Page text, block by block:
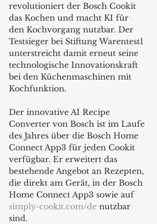
revolutioniert der Bosch Cookit
das Kochen und macht KI für
den Kochvorgang nutzbar. Der
Testsieger bei Stiftung Warentest1
unterstreicht damit erneut seine
technologische Innovationskraft
bei den Küchenmaschinen mit
Kochfunktion.
Der innovative AI Recipe
Converter von Bosch ist im Laufe
des Jahres über die Bosch Home
Connect App3 für jeden Cookit
verfügbar. Er erweitert das
bestehende Angebot an Rezepten,
die direkt am Gerät, in der Bosch
Home Connect App3 sowie auf
simply-cookit.com/de nutzbar
sind.